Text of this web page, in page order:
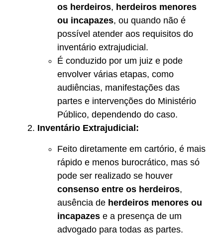
os herdeiros, herdeiros menores
ou incapazes, ou quando não é
possível atender aos requisitos do
inventário extrajudicial.
É conduzido por um juiz e pode
envolver várias etapas, como
audiências, manifestações das
partes e intervenções do Ministério
Público, dependendo do caso.
Inventário Extrajudicial:
Feito diretamente em cartório, é mais
rápido e menos burocrático, mas só
pode ser realizado se houver
consenso entre os herdeiros,
ausência de herdeiros menores ou
incapazes e a presença de um
advogado para todas as partes.